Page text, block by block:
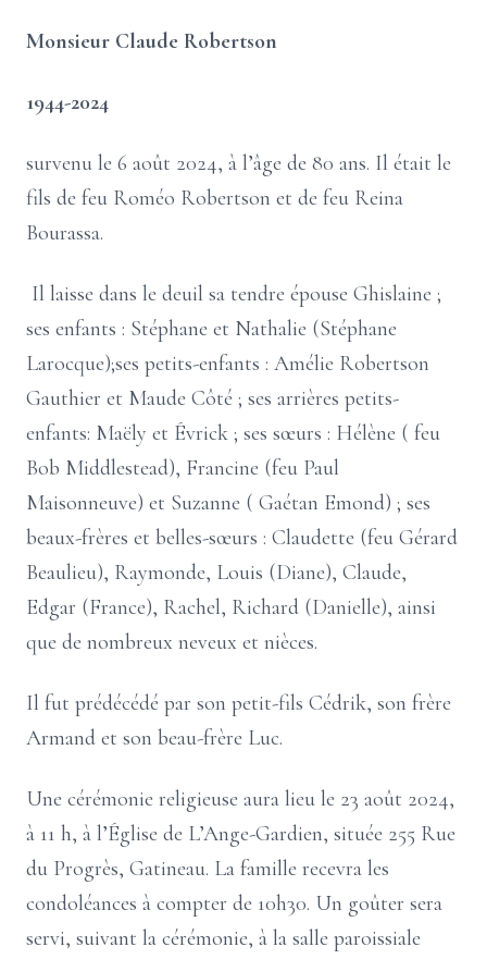
Monsieur Claude Robertson
1944-2024
survenu le 6 août 2024, à l’âge de 80 ans. Il était le
fils de feu Roméo Robertson et de feu Reina
Bourassa.
Il laisse dans le deuil sa tendre épouse Ghislaine ;
ses enfants : Stéphane et Nathalie (Stéphane
Larocque);ses petits-enfants : Amélie Robertson
Gauthier et Maude Côté ; ses arrières petits-
enfants: Maëly et Évrick ; ses sœurs : Hélène ( feu
Bob Middlestead), Francine (feu Paul
Maisonneuve) et Suzanne ( Gaétan Emond) ; ses
beaux-frères et belles-sœurs : Claudette (feu Gérard
Beaulieu), Raymonde, Louis (Diane), Claude,
Edgar (France), Rachel, Richard (Danielle), ainsi
que de nombreux neveux et nièces.
Il fut prédécédé par son petit-fils Cédrik, son frère
Armand et son beau-frère Luc.
Une cérémonie religieuse aura lieu le 23 août 2024,
à 11 h, à l’Église de L’Ange-Gardien, située 255 Rue
du Progrès, Gatineau. La famille recevra les
condoléances à compter de 10h30. Un goûter sera
servi, suivant la cérémonie, à la salle paroissiale